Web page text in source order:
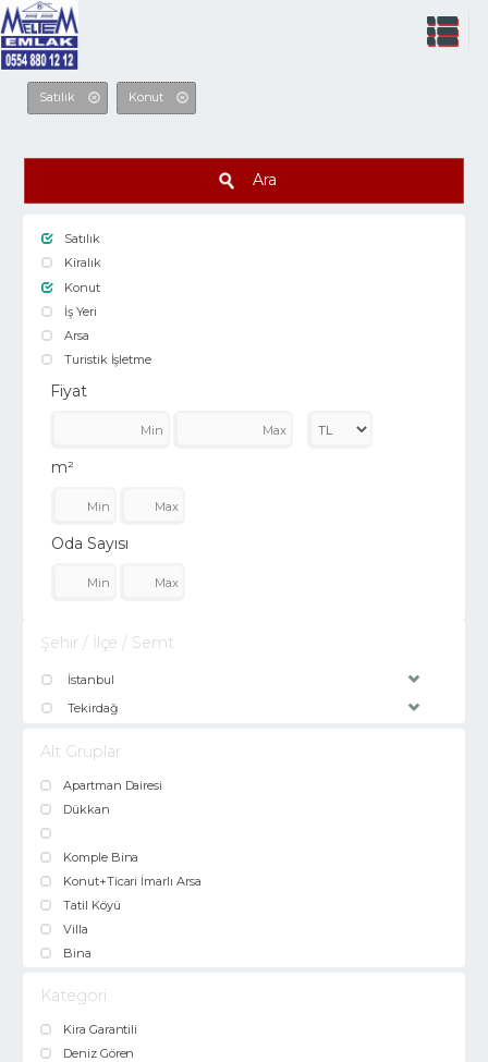
Satılık Konut
Ara
Satılık
Kiralık
Konut
İş Yeri
Arsa
Turistik İşletme
Fiyat
m²
Oda Sayısı
Şehir / İlçe / Semt
İstanbul
Tekirdağ
Alt Gruplar
Apartman Dairesi
Dükkan
Komple Bina
Konut+Ticari İmarlı Arsa
Tatil Köyü
Villa
Bina
Kategori
Kira Garantili
Deniz Gören